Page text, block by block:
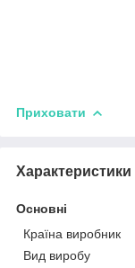
Приховати
Характеристики
Основні
Країна виробник
Вид виробу